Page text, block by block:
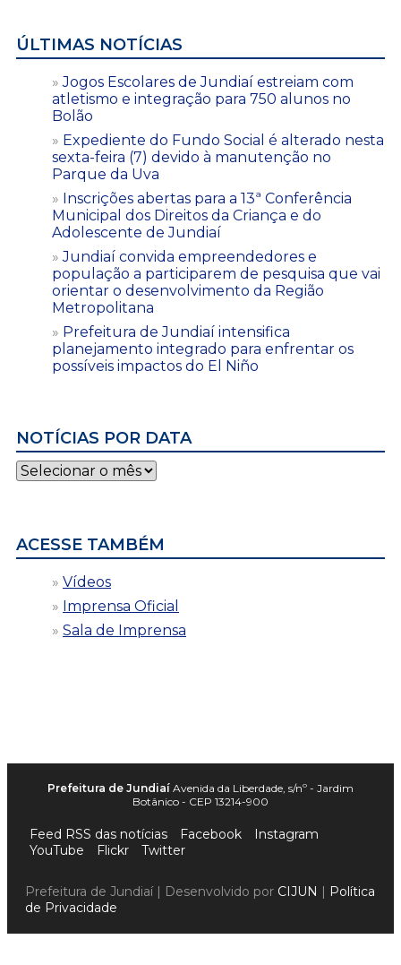
ÚLTIMAS NOTÍCIAS
Jogos Escolares de Jundiaí estreiam com
atletismo e integração para 750 alunos no
Bolão
Expediente do Fundo Social é alterado nesta
sexta-feira (7) devido à manutenção no
Parque da Uva
Inscrições abertas para a 13ª Conferência
Municipal dos Direitos da Criança e do
Adolescente de Jundiaí
Jundiaí convida empreendedores e
população a participarem de pesquisa que vai
orientar o desenvolvimento da Região
Metropolitana
Prefeitura de Jundiaí intensifica
planejamento integrado para enfrentar os
possíveis impactos do El Niño
NOTÍCIAS POR DATA
Notícias
por
ACESSE TAMBÉM
Vídeos
Imprensa Oficial
Sala de Imprensa
Prefeitura de Jundiaí Avenida da Liberdade, s/nº - Jardim
Botânico - CEP 13214-900
Feed RSS das notícias Facebook
Instagram
YouTube
Flickr Twitter
Prefeitura de Jundiaí | Desenvolvido por CIJUN | Política
de Privacidade